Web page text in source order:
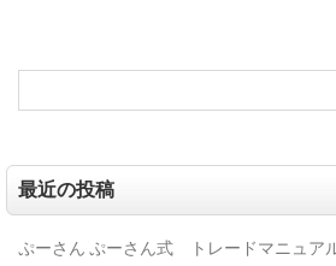
最近の投稿
ぷーさん ぷーさん式 トレードマニュア